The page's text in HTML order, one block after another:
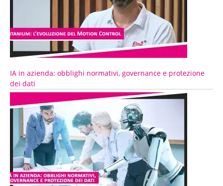
IA in azienda: obblighi normativi, governance e protezione
dei dati